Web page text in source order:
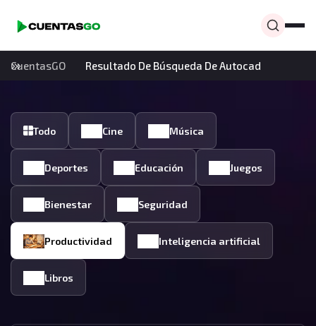
CuentasGO Resultado De Búsqueda De Autocad
Todo Cine Música
Deportes Educación Juegos
Bienestar Seguridad
Productividad Inteligencia artificial
Libros